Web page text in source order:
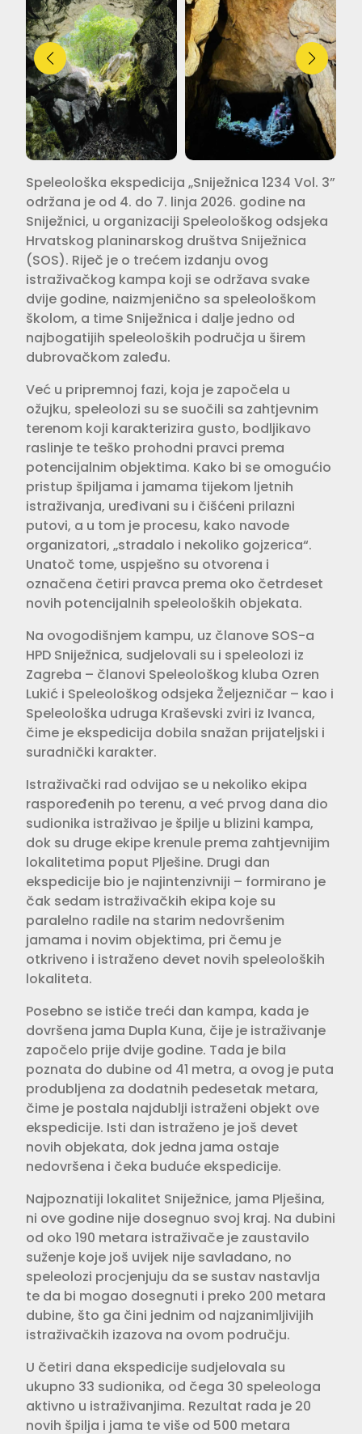
Speleološka ekspedicija „Sniježnica 1234 Vol. 3”
održana je od 4. do 7. linja 2026. godine na
Sniježnici, u organizaciji Speleološkog odsjeka
Hrvatskog planinarskog društva Sniježnica
(SOS). Riječ je o trećem izdanju ovog
istraživačkog kampa koji se održava svake
dvije godine, naizmjenično sa speleološkom
školom, a time Sniježnica i dalje jedno od
najbogatijih speleoloških područja u širem
dubrovačkom zaleđu.
Već u pripremnoj fazi, koja je započela u
ožujku, speleolozi su se suočili sa zahtjevnim
terenom koji karakterizira gusto, bodljikavo
raslinje te teško prohodni pravci prema
potencijalnim objektima. Kako bi se omogućio
pristup špiljama i jamama tijekom ljetnih
istraživanja, uređivani su i čišćeni prilazni
putovi, a u tom je procesu, kako navode
organizatori, „stradalo i nekoliko gojzerica“.
Unatoč tome, uspješno su otvorena i
označena četiri pravca prema oko četrdeset
novih potencijalnih speleoloških objekata.
Na ovogodišnjem kampu, uz članove SOS-a
HPD Sniježnica, sudjelovali su i speleolozi iz
Zagreba – članovi Speleološkog kluba Ozren
Lukić i Speleološkog odsjeka Željezničar – kao i
Speleološka udruga Kraševski zviri iz Ivanca,
čime je ekspedicija dobila snažan prijateljski i
suradnički karakter.
Istraživački rad odvijao se u nekoliko ekipa
raspoređenih po terenu, a već prvog dana dio
sudionika istraživao je špilje u blizini kampa,
dok su druge ekipe krenule prema zahtjevnijim
lokalitetima poput Plješine. Drugi dan
ekspedicije bio je najintenzivniji – formirano je
čak sedam istraživačkih ekipa koje su
paralelno radile na starim nedovršenim
jamama i novim objektima, pri čemu je
otkriveno i istraženo devet novih speleoloških
lokaliteta.
Posebno se ističe treći dan kampa, kada je
dovršena jama Dupla Kuna, čije je istraživanje
započelo prije dvije godine. Tada je bila
poznata do dubine od 41 metra, a ovog je puta
produbljena za dodatnih pedesetak metara,
čime je postala najdublji istraženi objekt ove
ekspedicije. Isti dan istraženo je još devet
novih objekata, dok jedna jama ostaje
nedovršena i čeka buduće ekspedicije.
Najpoznatiji lokalitet Sniježnice, jama Plješina,
ni ove godine nije dosegnuo svoj kraj. Na dubini
od oko 190 metara istraživače je zaustavilo
suženje koje još uvijek nije savladano, no
speleolozi procjenjuju da se sustav nastavlja
te da bi mogao dosegnuti i preko 200 metara
dubine, što ga čini jednim od najzanimljivijih
istraživačkih izazova na ovom području.
U četiri dana ekspedicije sudjelovala su
ukupno 33 sudionika, od čega 30 speleologa
aktivno u istraživanjima. Rezultat rada je 20
novih špilja i jama te više od 500 metara